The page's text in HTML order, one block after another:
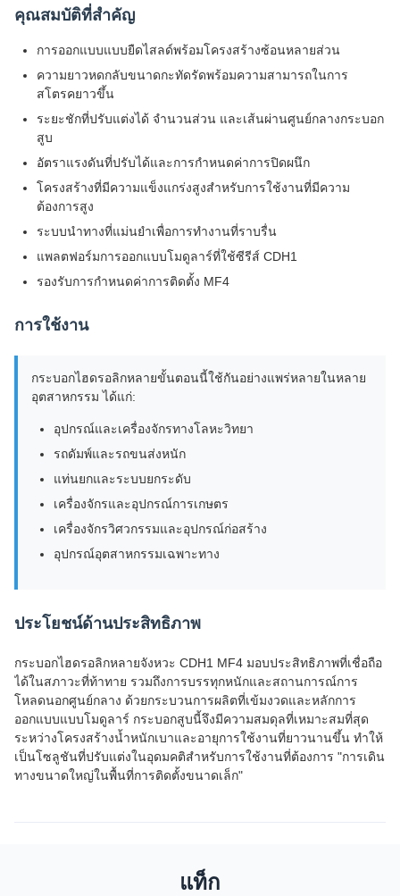
คุณสมบัติที่สำคัญ
การออกแบบแบบยืดไสลด์พร้อมโครงสร้างซ้อนหลายส่วน
ความยาวหดกลับขนาดกะทัดรัดพร้อมความสามารถในการ
สโตรคยาวขึ้น
ระยะชักที่ปรับแต่งได้ จำนวนส่วน และเส้นผ่านศูนย์กลางกระบอก
สูบ
อัตราแรงดันที่ปรับได้และการกำหนดค่าการปิดผนึก
โครงสร้างที่มีความแข็งแกร่งสูงสำหรับการใช้งานที่มีความ
ต้องการสูง
ระบบนำทางที่แม่นยำเพื่อการทำงานที่ราบรื่น
แพลตฟอร์มการออกแบบโมดูลาร์ที่ใช้ซีรีส์ CDH1
รองรับการกำหนดค่าการติดตั้ง MF4
การใช้งาน
กระบอกไฮดรอลิกหลายขั้นตอนนี้ใช้กันอย่างแพร่หลายในหลาย
อุตสาหกรรม ได้แก่:
อุปกรณ์และเครื่องจักรทางโลหะวิทยา
รถดัมพ์และรถขนส่งหนัก
แท่นยกและระบบยกระดับ
เครื่องจักรและอุปกรณ์การเกษตร
เครื่องจักรวิศวกรรมและอุปกรณ์ก่อสร้าง
อุปกรณ์อุตสาหกรรมเฉพาะทาง
ประโยชน์ด้านประสิทธิภาพ
กระบอกไฮดรอลิกหลายจังหวะ CDH1 MF4 มอบประสิทธิภาพที่เชื่อถือ
ได้ในสภาวะที่ท้าทาย รวมถึงการบรรทุกหนักและสถานการณ์การ
โหลดนอกศูนย์กลาง ด้วยกระบวนการผลิตที่เข้มงวดและหลักการ
ออกแบบแบบโมดูลาร์ กระบอกสูบนี้จึงมีความสมดุลที่เหมาะสมที่สุด
ระหว่างโครงสร้างน้ำหนักเบาและอายุการใช้งานที่ยาวนานขึ้น ทำให้
เป็นโซลูชันที่ปรับแต่งในอุดมคติสำหรับการใช้งานที่ต้องการ "การเดิน
ทางขนาดใหญ่ในพื้นที่การติดตั้งขนาดเล็ก"
แท็ก